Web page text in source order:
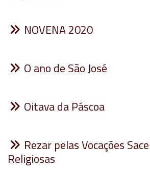
NOVENA 2020
O ano de São José
Oitava da Páscoa
Rezar pelas Vocações
Religiosas